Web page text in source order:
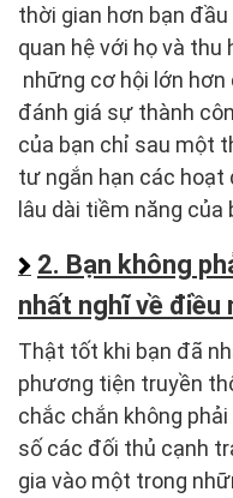
thời gian hơn bạn
quan hệ với họ và
những cơ hội lớn
đánh giá sự thành
của bạn chỉ sau một
tư ngắn hạn các hoạt
lâu dài tiềm năng của
2. Bạn không
nhất nghĩ về điều
Thật tốt khi bạn đã
phương tiện truyền
chắc chắn không
số các đối thủ cạnh
gia vào một trong